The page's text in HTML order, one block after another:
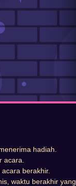
hadiah.
acara.
berakhir.
waktu berakhir yang